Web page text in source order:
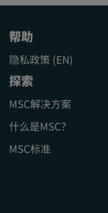
帮助
隐私政策 (EN)
探索
MSC解决方案
什么是MSC？
MSC标准